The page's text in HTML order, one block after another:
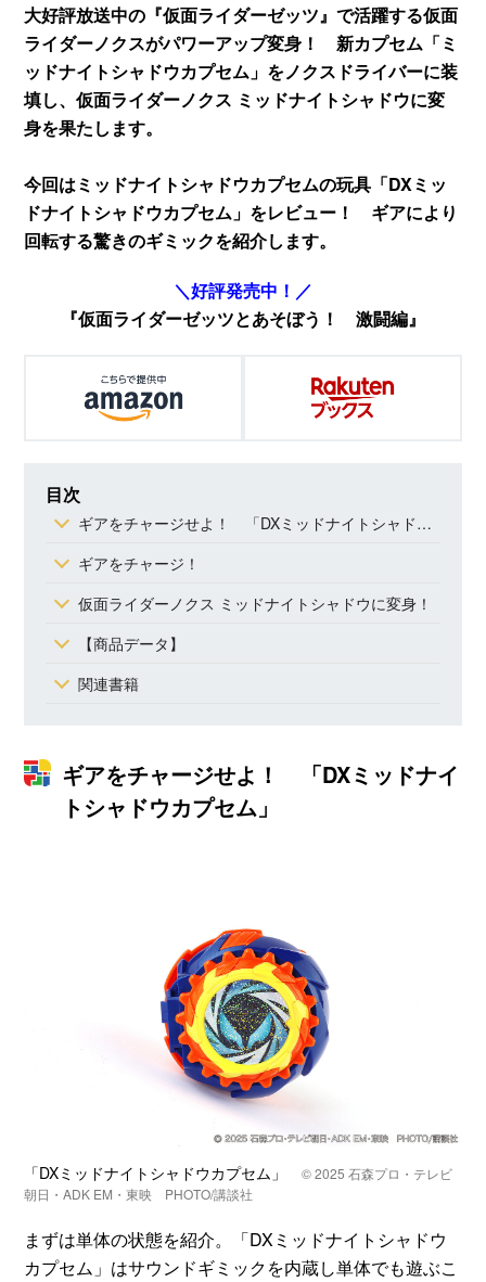
大好評放送中の『仮面ライダーゼッツ』で活躍する仮面
ライダーノクスがパワーアップ変身！ 新カプセム「ミ
ッドナイトシャドウカプセム」をノクスドライバーに装
填し、仮面ライダーノクス ミッドナイトシャドウに変
身を果たします。
今回はミッドナイトシャドウカプセムの玩具「DXミッ
ドナイトシャドウカプセム」をレビュー！ ギアにより
回転する驚きのギミックを紹介します。
＼好評発売中！／
『仮面ライダーゼッツとあそぼう！ 激闘編』
目次
ギアをチャージせよ！ 「DXミッドナイトシャドウカプセム」
ギアをチャージ！
仮面ライダーノクス ミッドナイトシャドウに変身！
【商品データ】
関連書籍
ギアをチャージせよ！ 「DXミッドナイ
トシャドウカプセム」
「DXミッドナイトシャドウカプセム」© 2025 石森プロ・テレビ
朝日・ADK EM・東映 PHOTO/講談社
まずは単体の状態を紹介。「DXミッドナイトシャドウ
カプセム」はサウンドギミックを内蔵し単体でも遊ぶこ